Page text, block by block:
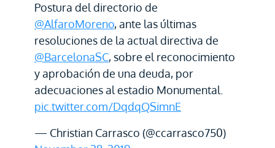
Postura del directorio de
@AlfaroMoreno, ante las últimas
resoluciones de la actual directiva de
@BarcelonaSC, sobre el reconocimiento
y aprobación de una deuda, por
adecuaciones al estadio Monumental.
pic.twitter.com/DqdqQSimnE
— Christian Carrasco (@ccarrasco750)